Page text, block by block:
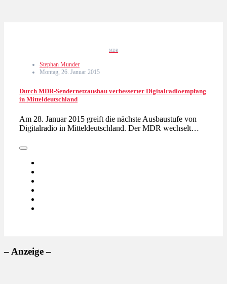
MDR
Stephan Munder
Montag, 26. Januar 2015
Durch MDR-Sendernetzausbau verbesserter Digitalradioempfang
in Mitteldeutschland
Am 28. Januar 2015 greift die nächste Ausbaustufe von
Digitalradio in Mitteldeutschland. Der MDR wechselt…
– Anzeige –